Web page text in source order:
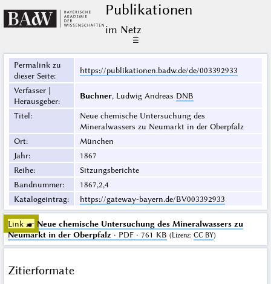
Publikationen
im Netz
☰
Permalink zu
dieser Seite:
https://publikationen.badw.de/de/003392933
Verfasser |
Herausgeber:
Buchner, Ludwig Andreas DNB
Titel:
Neue chemische Untersuchung des
Mineralwassers zu Neumarkt in der Oberpfalz
Ort:
München
Jahr:
1867
Reihe:
Sitzungsberichte
Bandnummer:
1867,2,4
Katalogeintrag: https://gateway-bayern.de/BV003392933
Link ☛ Neue chemische Untersuchung des Mineralwassers zu
Neumarkt in der Oberpfalz · PDF · 761 KB (Lizenz: CC BY)
Zitierformate